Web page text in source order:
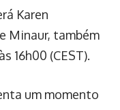
Karen
Minaur, também
16h00 (CEST).
um momento